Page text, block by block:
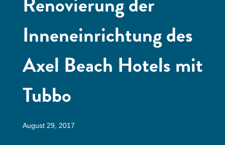
Inneneinrichtung des
Axel Beach Hotels mit
Tubbo
August 29, 2017